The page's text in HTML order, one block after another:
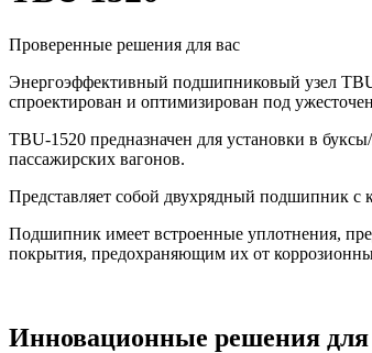
Проверенные решения для вас
Энергоэффективный подшипниковый узел
спроектирован и оптимизирован под
TBU-1520 предназначен для установки в
пассажирских вагонов.
Представляет собой двухрядный подшипник с
Подшипник имеет встроенные уплотнения,
покрытия, предохраняющим их от
Инновационные решения для